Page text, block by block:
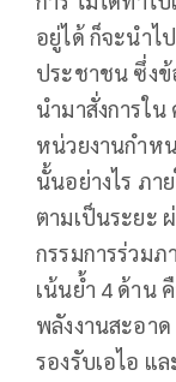
อยู่ได้ ก็จะนําไ
ประชาชน ซึ่งข้
นํามาสั่งการใ
หน่วยงานกําห
นั้นอย่างไร ภา
ตามเป็นระยะ
กรรมการร่วมภ
เน้นย้ำ 4 ด้าน
พลังงานสะอา
รองรับเอไอ แ